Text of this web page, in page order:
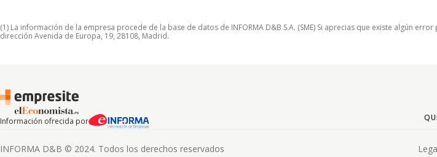
(1) La información de la empresa procede de la base de datos de INFORMA D&B S.A. (SME) Si aprecias que existe algún
dirección Avenida de Europa, 19, 28108, Madrid.
Información ofrecida por
INFORMA D&B © 2024. Todos los derechos reservados